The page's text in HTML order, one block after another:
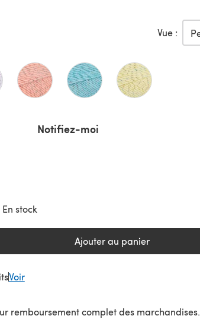
Vue :
Notifiez-moi
En stock
Ajouter au panier
Voir
remboursement complet des marchandises.